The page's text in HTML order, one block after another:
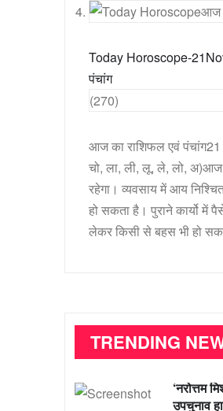
Today Horoscope-
पंचांग
(270)
आज का राशिफल एवं
चो, ला, ली, लू, ले, लो, अ)आज
रहेगा। व्यवसाय में आय
हो सकता है। पुराने कार्यो में
लेकर किसी से बहस भी हो
TRENDING
‘नरोत्तम
उपचुनाव